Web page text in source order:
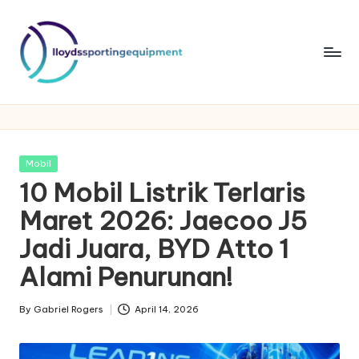
content
ll
o
y
d
s
s
p
o
rt
in
Posted
Mobil
10 Mobil Listrik Terlaris
Maret 2026: Jaecoo J5
Jadi Juara, BYD Atto 1
Alami Penurunan!
Posted
By Gabriel Rogers April 14, 2026